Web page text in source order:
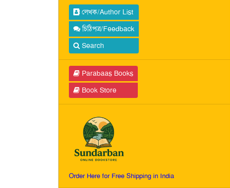
লেখক/Author List
চিঠিপত্র/Feedback
Search
Parabaas Books
Book Store
Order Here for Free Shipping in India